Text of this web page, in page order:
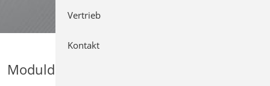
Moduldetails
Vertrieb
Kontakt